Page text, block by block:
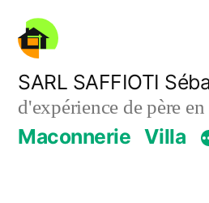
Aller
contenu
SARL SAFFIOTI
d'expérience de père
Maconnerie Villa